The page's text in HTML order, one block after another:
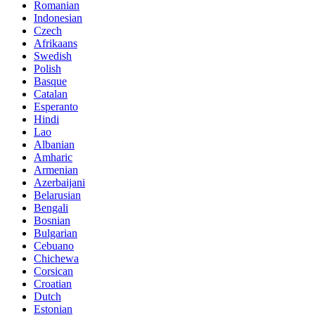
Romanian
Indonesian
Czech
Afrikaans
Swedish
Polish
Basque
Catalan
Esperanto
Hindi
Lao
Albanian
Amharic
Armenian
Azerbaijani
Belarusian
Bengali
Bosnian
Bulgarian
Cebuano
Chichewa
Corsican
Croatian
Dutch
Estonian